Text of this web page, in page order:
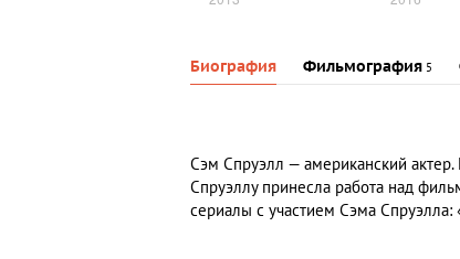
Биография Фильмография 5
Сэм Спруэлл — американский
Спруэллу принесла работа над
сериалы с участием Сэма Спруэлла: